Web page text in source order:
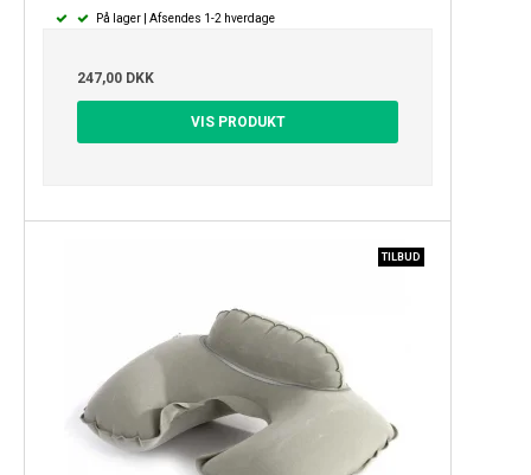
På lager | Afsendes 1-2 hverdage
247,00 DKK
VIS PRODUKT
TILBUD